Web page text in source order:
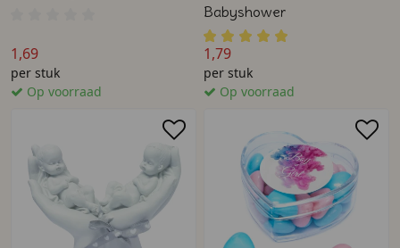
1,69
per stuk
Op voorraad
Babyshower
1,79
per stuk
Op voorraad